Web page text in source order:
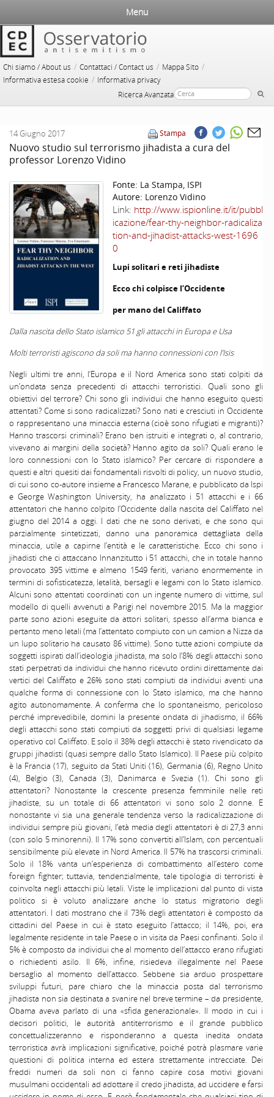
Chi siamo / About us / Contattaci / Contact us / Mappa Sito /
Informativa estesa cookie / Informativa privacy
Ricerca Avanzata
Menu
Stampa
14 Giugno 2017
Nuovo studio sul terrorismo jihadista a cura del
professor Lorenzo Vidino
Fonte: La Stampa, ISPI
Autore: Lorenzo Vidino
Link: http://www.ispionline.it/it/pubbl
icazione/fear-thy-neighbor-radicaliza
tion-and-jihadist-attacks-west-1696
0
Lupi solitari e reti jihadiste
Ecco chi colpisce l’Occidente
per mano del Califfato
Dalla nascita dello Stato islamico 51 gli attacchi in Europa e Usa
Molti terroristi agiscono da soli ma hanno connessioni con l’Isis
Negli ultimi tre anni, l’Europa e il Nord America sono stati colpiti da
un’ondata senza precedenti di attacchi terroristici. Quali sono gli
obiettivi del terrore? Chi sono gli individui che hanno eseguito questi
attentati? Come si sono radicalizzati? Sono nati e cresciuti in Occidente
o rappresentano una minaccia esterna (cioè sono rifugiati e migranti)?
Hanno trascorsi criminali? Erano ben istruiti e integrati o, al contrario,
vivevano ai margini della società? Hanno agito da soli? Quali erano le
loro connessioni con lo Stato islamico? Per cercare di rispondere a
questi e altri quesiti dai fondamentali risvolti di policy, un nuovo studio,
di cui sono co-autore insieme a Francesco Marane, e pubblicato da Ispi
e George Washington University, ha analizzato i 51 attacchi e i 66
attentatori che hanno colpito l’Occidente dalla nascita del Califfato nel
giugno del 2014 a oggi. I dati che ne sono derivati, e che sono qui
parzialmente sintetizzati, danno una panoramica dettagliata della
minaccia, utile a capirne l’entità e le caratteristiche. Ecco chi sono i
jihadisti che ci attaccano Innanzitutto i 51 attacchi, che in totale hanno
provocato 395 vittime e almeno 1549 feriti, variano enormemente in
termini di sofisticatezza, letalità, bersagli e legami con lo Stato islamico.
Alcuni sono attentati coordinati con un ingente numero di vittime, sul
modello di quelli avvenuti a Parigi nel novembre 2015. Ma la maggior
parte sono azioni eseguite da attori solitari, spesso all’arma bianca e
pertanto meno letali (ma l’attentato compiuto con un camion a Nizza da
un lupo solitario ha causato 86 vittime). Sono tutte azioni compiute da
soggetti ispirati dall’ideologia jihadista, ma solo l’8% degli attacchi sono
stati perpetrati da individui che hanno ricevuto ordini direttamente dai
vertici del Califfato e 26% sono stati compiuti da individui aventi una
qualche forma di connessione con lo Stato islamico, ma che hanno
agito autonomamente. A conferma che lo spontaneismo, pericoloso
perché imprevedibile, domini la presente ondata di jihadismo, il 66%
degli attacchi sono stati compiuti da soggetti privi di qualsiasi legame
operativo col Califfato. E solo il 38% degli attacchi è stato rivendicato da
gruppi jihadisti (quasi sempre dallo Stato Islamico). Il Paese più colpito
è la Francia (17), seguito da Stati Uniti (16), Germania (6), Regno Unito
(4), Belgio (3), Canada (3), Danimarca e Svezia (1). Chi sono gli
attentatori? Nonostante la crescente presenza femminile nelle reti
jihadiste, su un totale di 66 attentatori vi sono solo 2 donne. E
nonostante vi sia una generale tendenza verso la radicalizzazione di
individui sempre più giovani, l’età media degli attentatori è di 27,3 anni
(con solo 5 minorenni). Il 17% sono convertiti all’Islam, con percentuali
sensibilmente più elevate in Nord America. Il 57% ha trascorsi criminali.
Solo il 18% vanta un’esperienza di combattimento all’estero come
foreign fighter; tuttavia, tendenzialmente, tale tipologia di terroristi è
coinvolta negli attacchi più letali. Viste le implicazioni dal punto di vista
politico si è voluto analizzare anche lo status migratorio degli
attentatori. I dati mostrano che il 73% degli attentatori è composto da
cittadini del Paese in cui è stato eseguito l’attacco; il 14%, poi, era
legalmente residente in tale Paese o in visita da Paesi confinanti. Solo il
5% è composto da individui che al momento dell’attacco erano rifugiati
o richiedenti asilo. Il 6%, infine, risiedeva illegalmente nel Paese
bersaglio al momento dell’attacco. Sebbene sia arduo prospettare
sviluppi futuri, pare chiaro che la minaccia posta dal terrorismo
jihadista non sia destinata a svanire nel breve termine – da presidente,
Obama aveva parlato di una «sfida generazionale». Il modo in cui i
decisori politici, le autorità antiterrorismo e il grande pubblico
concettualizzeranno e risponderanno a questa inedita ondata
terroristica avrà implicazioni significative, poiché potrà plasmare varie
questioni di politica interna ed estera strettamente intrecciate. Dei
freddi numeri da soli non ci fanno capire cosa motivi giovani
musulmani occidentali ad adottare il credo jihadista, ad uccidere e farsi